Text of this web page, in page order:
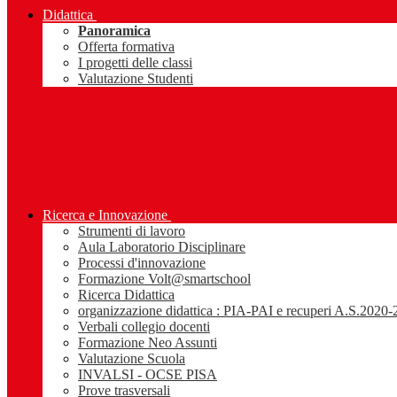
Didattica
Panoramica
Offerta formativa
I progetti delle classi
Valutazione Studenti
Ricerca e Innovazione
Strumenti di lavoro
Aula Laboratorio Disciplinare
Processi d'innovazione
Formazione Volt@smartschool
Ricerca Didattica
organizzazione didattica : PIA-PAI e recuperi A.S.2020-
Verbali collegio docenti
Formazione Neo Assunti
Valutazione Scuola
INVALSI - OCSE PISA
Prove trasversali